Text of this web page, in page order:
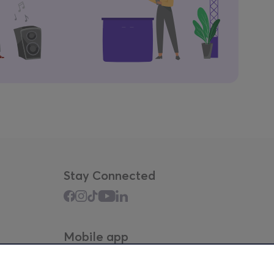
Stay Connected
Mobile app